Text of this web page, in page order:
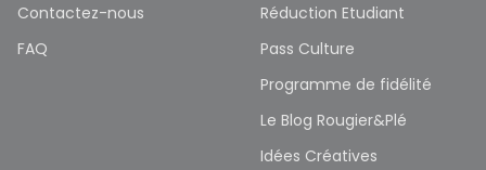
Contactez-nous
FAQ
Réduction Etudiant
Pass Culture
Programme de fidélité
Le Blog Rougier&Plé
Idées Créatives